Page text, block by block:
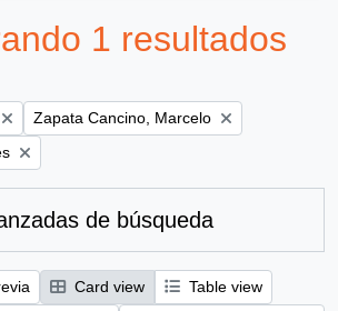
1 resultados
Remove filter:
Zapata Cancino, Marcelo
de búsqueda
Card view
Table view